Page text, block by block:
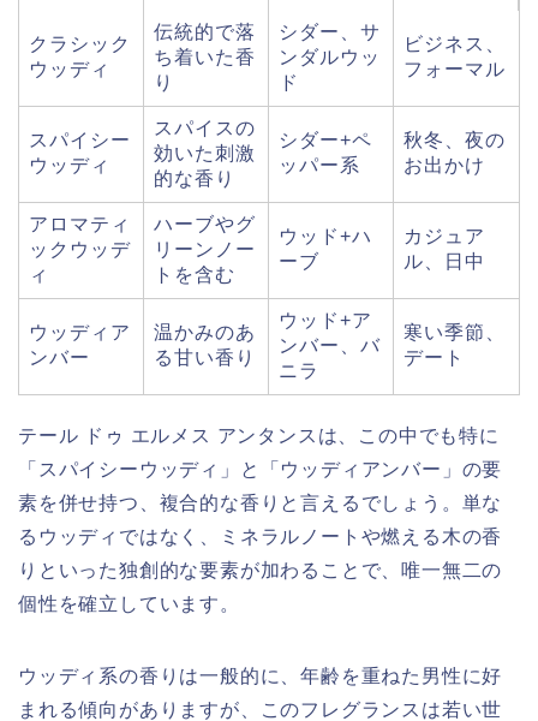
クラシック
ウッディ
伝統的で落
ち着いた香
り
シダー、サ
ンダルウッ
ド
ビジネス、
フォーマル
スパイシー
ウッディ
スパイスの
効いた刺激
的な香り
シダー+ペ
ッパー系
秋冬、夜の
お出かけ
アロマティ
ックウッデ
ィ
ハーブやグ
リーンノー
トを含む
ウッド+ハ
ーブ
カジュア
ル、日中
ウッディア
ンバー
温かみのあ
る甘い香り
ウッド+ア
ンバー、バ
ニラ
寒い季節、
デート
テール ドゥ エルメス アンタンスは、この中でも特に
「スパイシーウッディ」と「ウッディアンバー」の要
素を併せ持つ、複合的な香りと言えるでしょう。単な
るウッディではなく、ミネラルノートや燃える木の香
りといった独創的な要素が加わることで、唯一無二の
個性を確立しています。
ウッディ系の香りは一般的に、年齢を重ねた男性に好
まれる傾向がありますが、このフレグランスは若い世